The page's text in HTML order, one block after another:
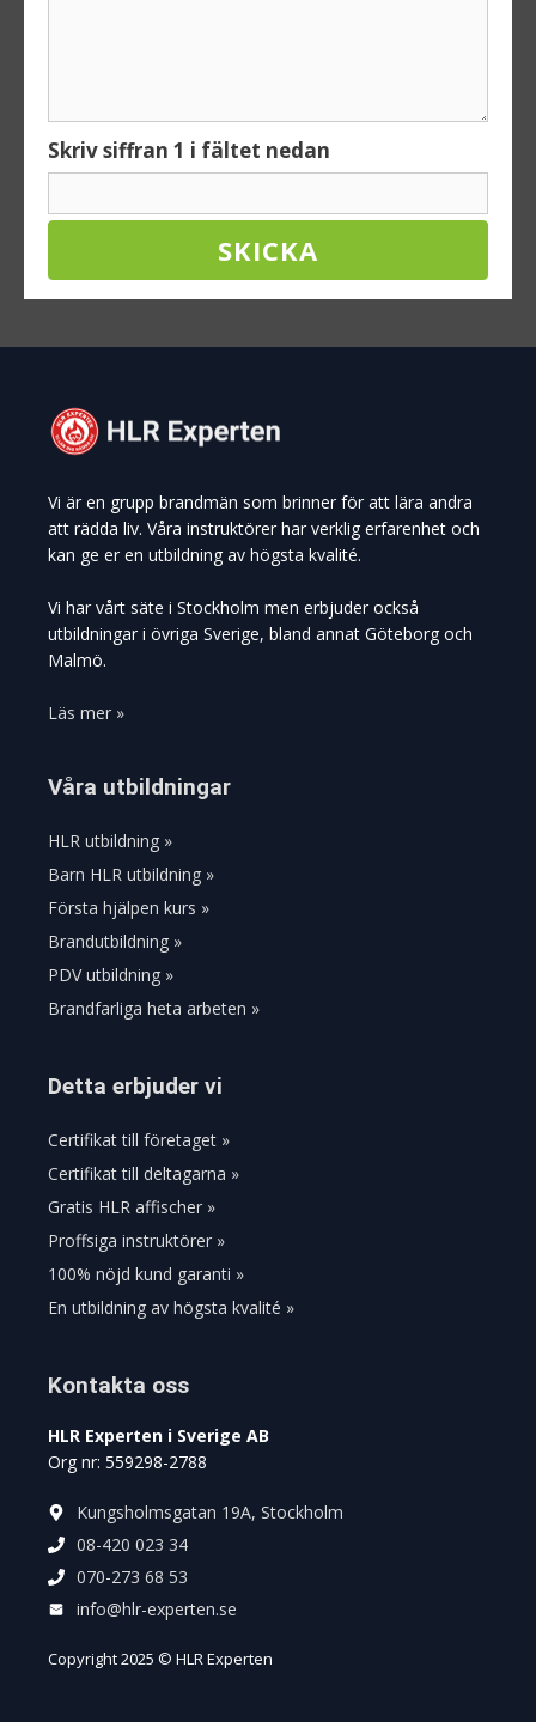
Skriv siffran 1 i fältet nedan
Vi är en grupp brandmän som brinner för att lära andra
att rädda liv. Våra instruktörer har verklig erfarenhet och
kan ge er en utbildning av högsta kvalité.
Vi har vårt säte i Stockholm men erbjuder också
utbildningar i övriga Sverige, bland annat Göteborg och
Malmö.
Läs mer »
Våra utbildningar
HLR utbildning »
Barn HLR utbildning »
Första hjälpen kurs »
Brandutbildning »
PDV utbildning »
Brandfarliga heta arbeten »
Detta erbjuder vi
Certifikat till företaget »
Certifikat till deltagarna »
Gratis HLR affischer »
Proffsiga instruktörer »
100% nöjd kund garanti »
En utbildning av högsta kvalité »
Kontakta oss
HLR Experten i Sverige AB
Org nr: 559298-2788
Kungsholmsgatan 19A, Stockholm
08-420 023 34
070-273 68 53
info@hlr-experten.se
Copyright 2025 © HLR Experten